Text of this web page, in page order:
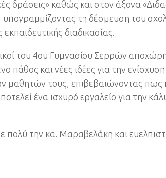
δράσεις» καθώς και στον άξονα
υπογραμμίζοντας τη δέσμευση του
διαδικασίας.
του 4ου Γυμνασίου Σερρών
πάθος και νέες ιδέες για την
μαθητών τους, επιβεβαιώνοντας πως
ένα ισχυρό εργαλείο για την
πολύ την κα. Μαραβελάκη και